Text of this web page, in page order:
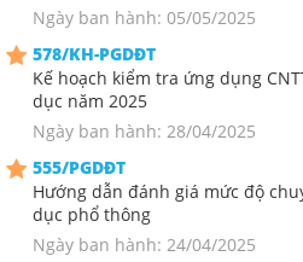
Ngày ban hành: 05/05/2025
578/KH-PGDĐT
Kế hoạch kiểm tra ứng dụng
dục năm 2025
Ngày ban hành: 28/04/2025
555/PGDĐT
Hướng dẫn đánh giá mức độ
dục phổ thông
Ngày ban hành: 24/04/2025